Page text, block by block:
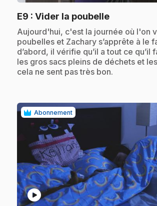
E9 : Vider la poubelle.
.Aujourd'hui, c'est la journée où l'on
poubelles et Zachary s’apprête à le
d’abord, il vérifie qu’il a tout ce qu’il
les gros sacs pleins de déchets et
cela ne sent pas très bon.
Abonnement
play_circle